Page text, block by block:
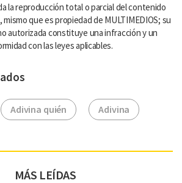
la reproducción total o parcial del contenido
que es propiedad de MULTIMEDIOS; su
autorizada constituye una infracción y un
con las leyes aplicables.
Adivina quién Adivina
MÁS LEÍDAS